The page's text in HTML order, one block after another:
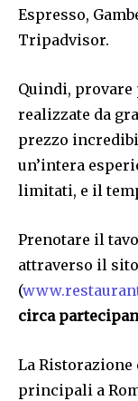
Espresso,
Tripadvisor.
Quindi, provare
realizzate da
prezzo
un’intera
limitati, e il
Prenotare il
attraverso il
(
circa
La
principali a